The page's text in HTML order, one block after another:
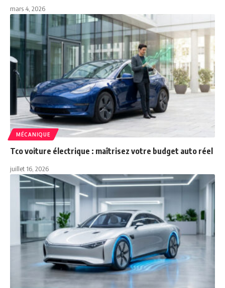
mars 4, 2026
MÉCANIQUE
Tco voiture électrique : maîtrisez votre budget auto réel
juillet 16, 2026